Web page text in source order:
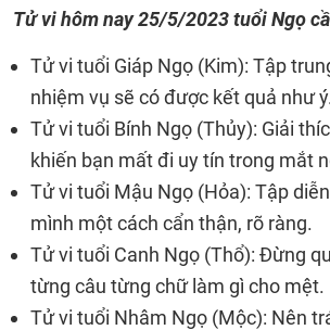
Tử vi hôm nay 25/5/2023 tuổi Ngọ
Tử vi tuổi Giáp Ngọ (Kim): Tập
nhiệm vụ sẽ có được kết quả như
Tử vi tuổi Bính Ngọ (Thủy): Giải
khiến bạn mất đi uy tín trong mắt
Tử vi tuổi Mậu Ngọ (Hỏa): Tập
mình một cách cẩn thận, rõ ràng.
Tử vi tuổi Canh Ngọ (Thổ): Đừng
từng câu từng chữ làm gì cho mệt.
Tử vi tuổi Nhâm Ngọ (Mộc): Nên